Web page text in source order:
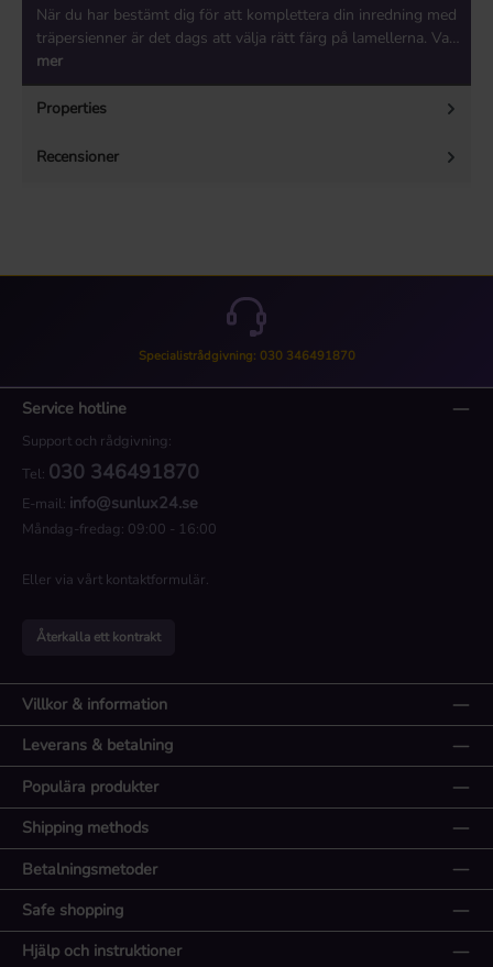
När du har bestämt dig för att komplettera din inredning med
träpersienner är det dags att välja rätt färg på lamellerna. Va…
mer
Properties
Recensioner
Specialistrådgivning: 030 346491870
Service hotline
Support och rådgivning:
Tel: 030 346491870
E-mail: info@sunlux24.se
Måndag-fredag: 09:00 - 16:00
Eller via vårt kontaktformulär.
Återkalla ett kontrakt
Villkor & information
Leverans & betalning
Populära produkter
Betalningsmetoder
Shipping methods
Safe shopping
Hjälp och instruktioner